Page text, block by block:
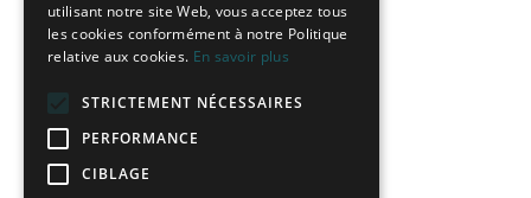
utilisant notre site Web, vous acceptez tous
les cookies conformément à notre Politique
relative aux cookies. En savoir plus
STRICTEMENT NÉCESSAIRES
PERFORMANCE
CIBLAGE